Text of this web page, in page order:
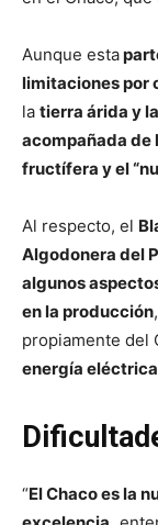
Aunque esta
limitaciones por
la tierra árida y
acompañada de
fructífera y el
Al respecto, el
Algodonera del
algunos
en la producción
propiamente del
energía eléctrica
“El Chaco es la